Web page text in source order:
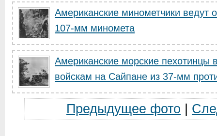
Американские минометчики ведут
107-мм миномета
Американские морские пехотинцы
войскам на Сайпане из 37-мм
Предыдущее фото